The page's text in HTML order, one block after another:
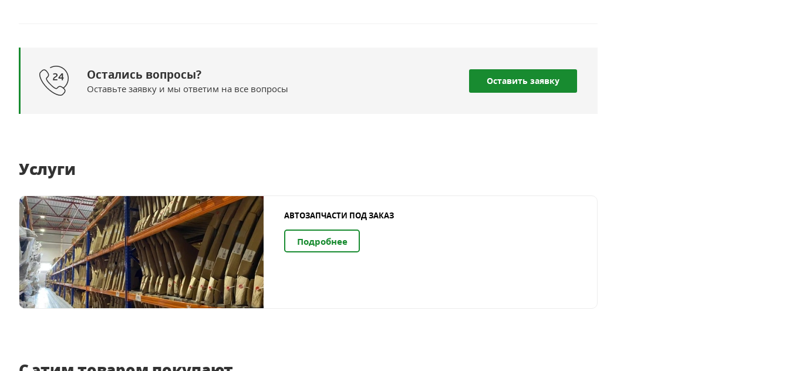
Остались вопросы?
Оставьте заявку и мы ответим на все вопросы
Оставить заявку
Услуги
АВТОЗАПЧАСТИ ПОД ЗАКАЗ
Подробнее